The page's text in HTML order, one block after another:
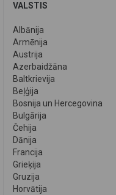
VALSTIS
Albānija
Armēnija
Austrija
Azerbaidžāna
Baltkrievija
Beļģija
Bosnija un Hercegovina
Bulgārija
Čehija
Dānija
Francija
Grieķija
Gruzija
Horvātija